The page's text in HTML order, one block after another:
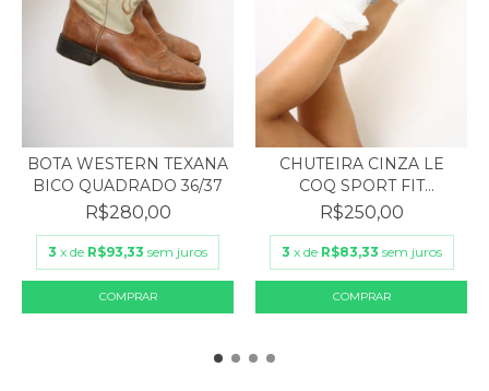
BOTA WESTERN TEXANA
BICO QUADRADO 36/37
R$280,00
3 x de R$93,33 sem juros
CHUTEIRA CINZA LE
COQ SPORT FIT
REINALDO...
R$250,00
3 x de R$83,33 sem juros